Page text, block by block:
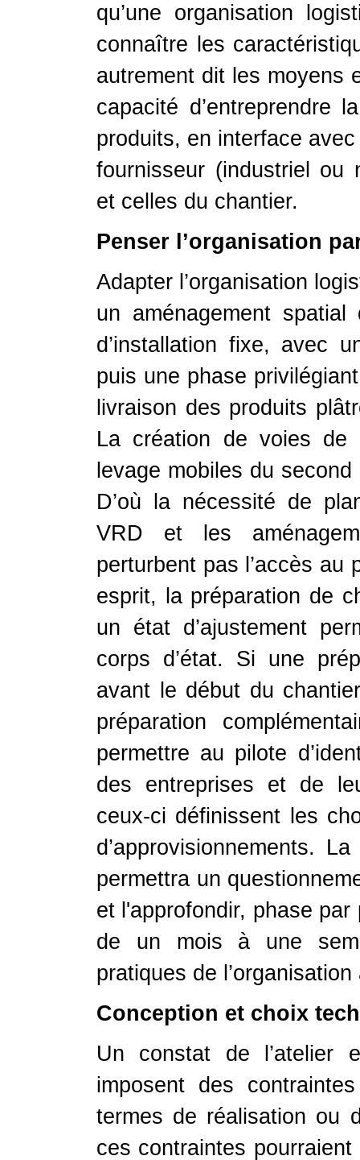
qu’une organisation
connaître les
autrement dit les moyens
capacité d’entreprendre
produits, en interface
fournisseur (industriel ou
et celles du chantier.
Penser l’organisation
Adapter l’organisation
un aménagement
d’installation fixe, avec
puis une phase
livraison des produits
La création de voies de
levage mobiles du
D’où la nécessité de
VRD et les
perturbent pas l’accès au
esprit, la préparation de
un état d’ajustement
corps d’état. Si une
avant le début du
préparation
permettre au pilote
des entreprises et de
ceux-ci définissent les
d’approvisionnements.
permettra un
et l'approfondir, phase
de un mois à une
pratiques de l’organisation
Conception et choix
Un constat de l’atelier
imposent des
termes de réalisation ou
ces contraintes